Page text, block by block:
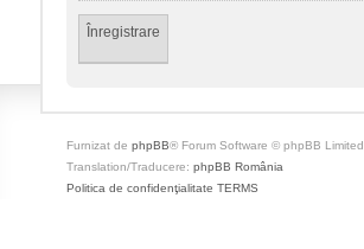
Înregistrare
Furnizat de phpBB® Forum Software © phpBB Limited
Translation/Traducere: phpBB România
Politica de confidenţialitate TERMS